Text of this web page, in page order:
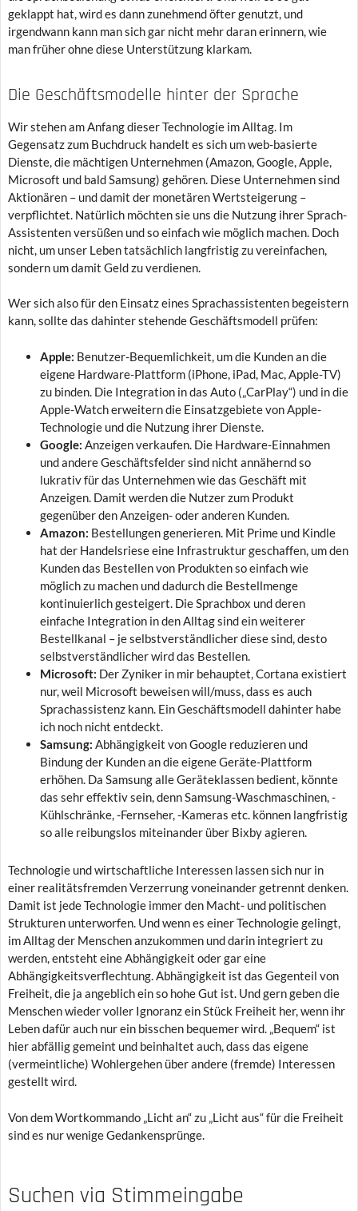
geklappt hat, wird es dann zunehmend öfter genutzt, und
irgendwann kann man sich gar nicht mehr daran erinnern, wie
man früher ohne diese Unterstützung klarkam.
Die Geschäftsmodelle hinter der Sprache
Wir stehen am Anfang dieser Technologie im Alltag. Im
Gegensatz zum Buchdruck handelt es sich um web-basierte
Dienste, die mächtigen Unternehmen (Amazon, Google, Apple,
Microsoft und bald Samsung) gehören. Diese Unternehmen sind
Aktionären – und damit der monetären Wertsteigerung –
verpflichtet. Natürlich möchten sie uns die Nutzung ihrer Sprach-
Assistenten versüßen und so einfach wie möglich machen. Doch
nicht, um unser Leben tatsächlich langfristig zu vereinfachen,
sondern um damit Geld zu verdienen.
Wer sich also für den Einsatz eines Sprachassistenten begeistern
kann, sollte das dahinter stehende Geschäftsmodell prüfen:
Apple: Benutzer-Bequemlichkeit, um die Kunden an die
eigene Hardware-Plattform (iPhone, iPad, Mac, Apple-TV)
zu binden. Die Integration in das Auto („CarPlay“) und in die
Apple-Watch erweitern die Einsatzgebiete von Apple-
Technologie und die Nutzung ihrer Dienste.
Google: Anzeigen verkaufen. Die Hardware-Einnahmen
und andere Geschäftsfelder sind nicht annähernd so
lukrativ für das Unternehmen wie das Geschäft mit
Anzeigen. Damit werden die Nutzer zum Produkt
gegenüber den Anzeigen- oder anderen Kunden.
Amazon: Bestellungen generieren. Mit Prime und Kindle
hat der Handelsriese eine Infrastruktur geschaffen, um den
Kunden das Bestellen von Produkten so einfach wie
möglich zu machen und dadurch die Bestellmenge
kontinuierlich gesteigert. Die Sprachbox und deren
einfache Integration in den Alltag sind ein weiterer
Bestellkanal – je selbstverständlicher diese sind, desto
selbstverständlicher wird das Bestellen.
Microsoft: Der Zyniker in mir behauptet, Cortana existiert
nur, weil Microsoft beweisen will/muss, dass es auch
Sprachassistenz kann. Ein Geschäftsmodell dahinter habe
ich noch nicht entdeckt.
Samsung: Abhängigkeit von Google reduzieren und
Bindung der Kunden an die eigene Geräte-Plattform
erhöhen. Da Samsung alle Geräteklassen bedient, könnte
das sehr effektiv sein, denn Samsung-Waschmaschinen, -
Kühlschränke, -Fernseher, -Kameras etc. können langfristig
so alle reibungslos miteinander über Bixby agieren.
Technologie und wirtschaftliche Interessen lassen sich nur in
einer realitätsfremden Verzerrung voneinander getrennt denken.
Damit ist jede Technologie immer den Macht- und politischen
Strukturen unterworfen. Und wenn es einer Technologie gelingt,
im Alltag der Menschen anzukommen und darin integriert zu
werden, entsteht eine Abhängigkeit oder gar eine
Abhängigkeitsverflechtung. Abhängigkeit ist das Gegenteil von
Freiheit, die ja angeblich ein so hohe Gut ist. Und gern geben die
Menschen wieder voller Ignoranz ein Stück Freiheit her, wenn ihr
Leben dafür auch nur ein bisschen bequemer wird. „Bequem“ ist
hier abfällig gemeint und beinhaltet auch, dass das eigene
(vermeintliche) Wohlergehen über andere (fremde) Interessen
gestellt wird.
Von dem Wortkommando „Licht an“ zu „Licht aus“ für die Freiheit
sind es nur wenige Gedankensprünge.
Suchen via Stimmeingabe